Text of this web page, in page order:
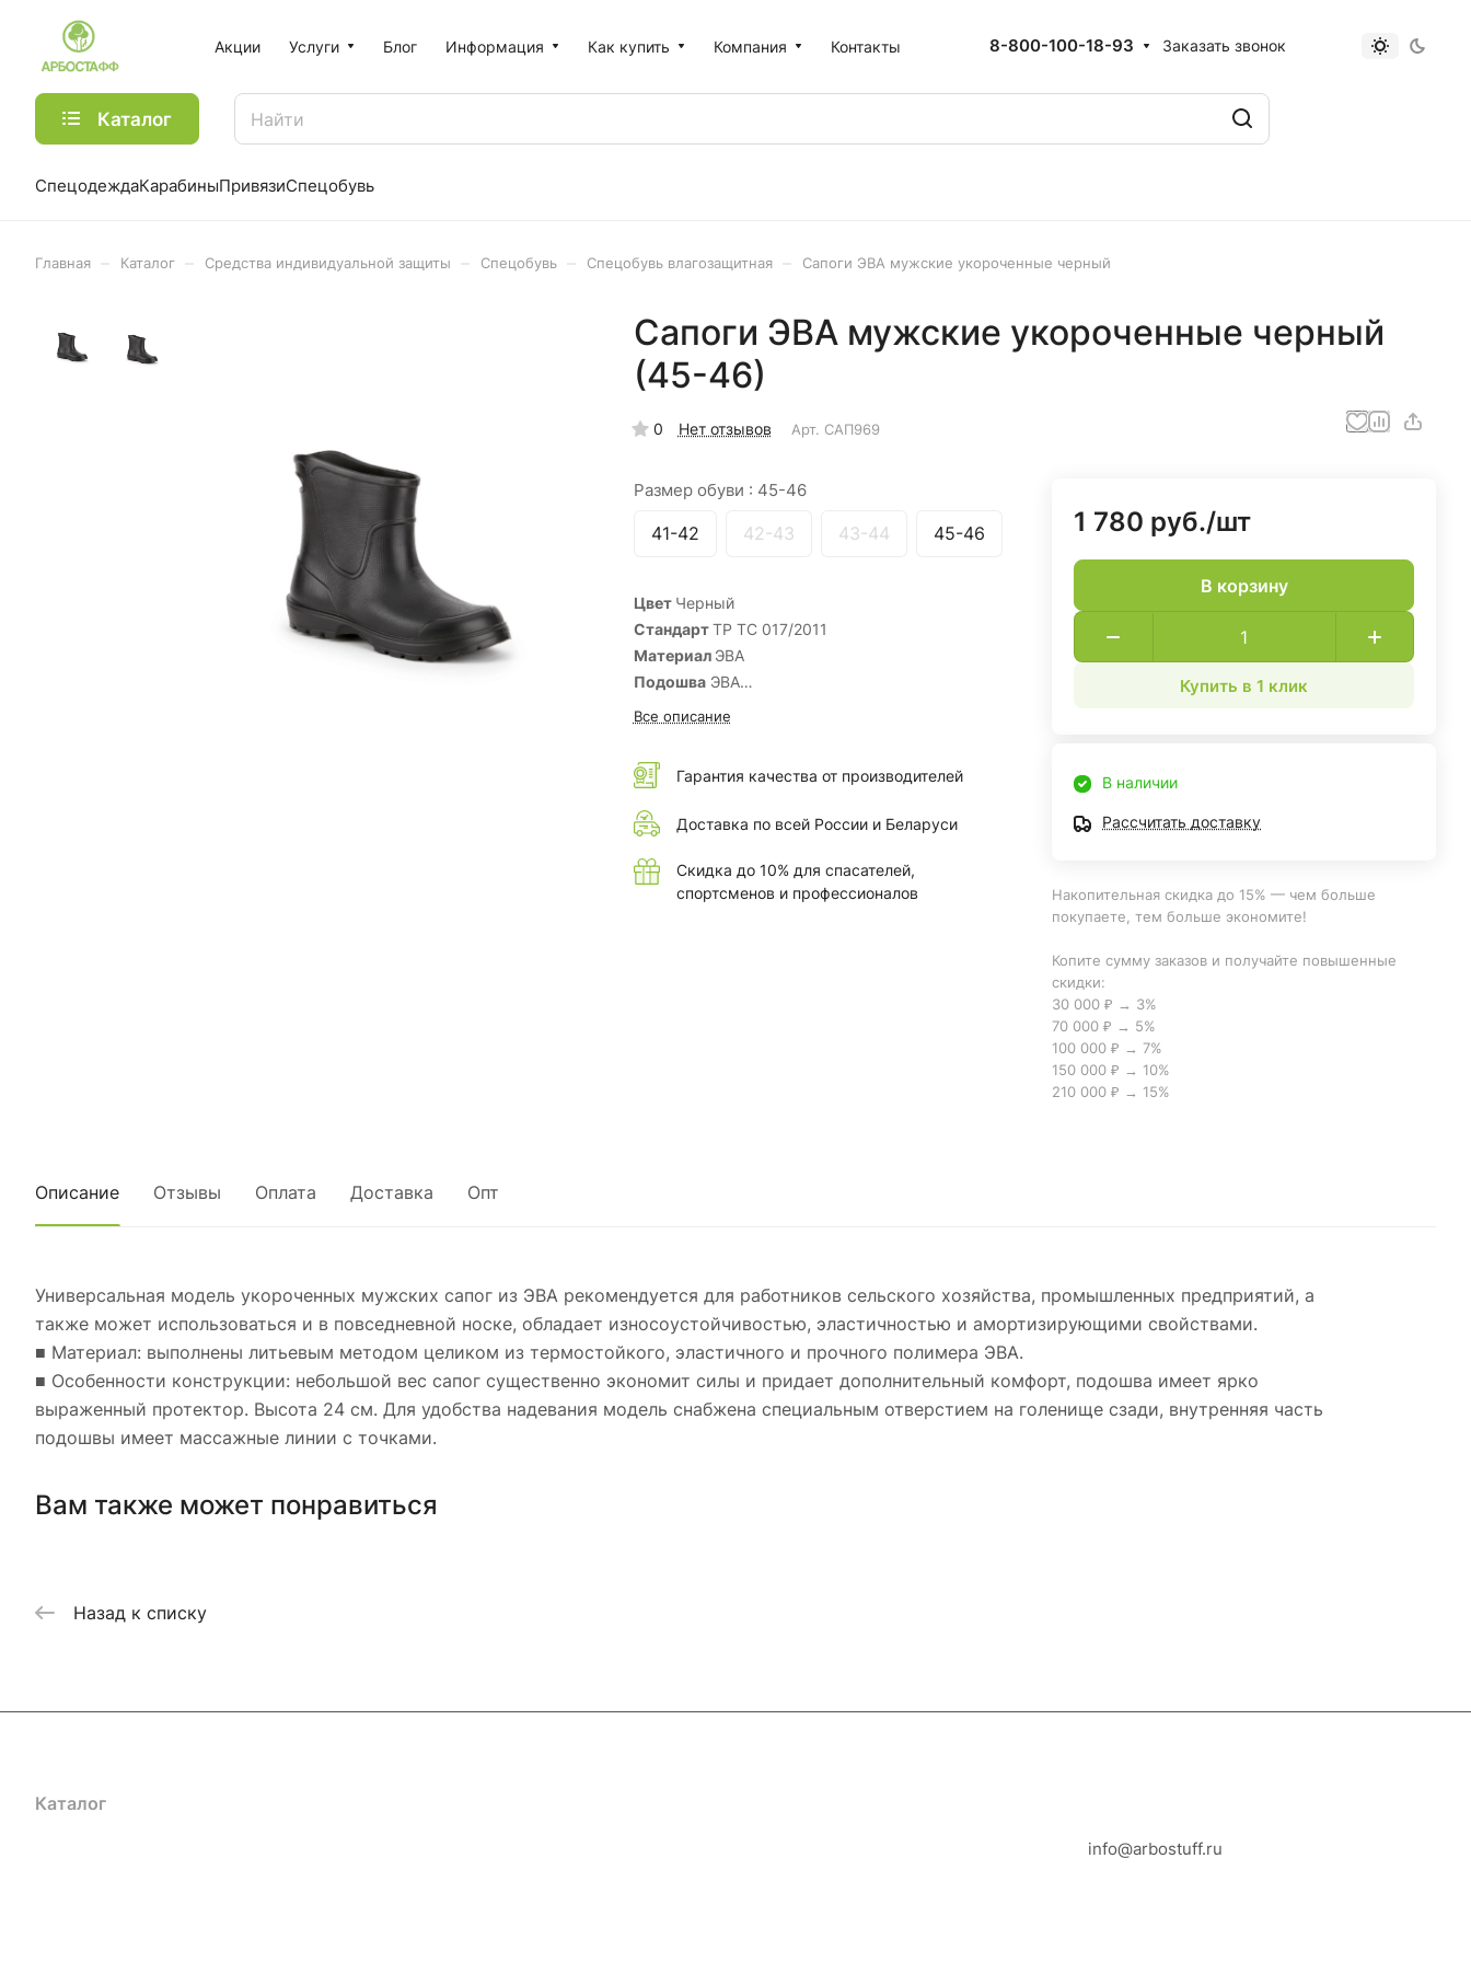
Акции Услуги Блог Информация Как купить Компания Контакты 8-800-100-18-93 Заказать звонок
Каталог
СпецодеждаКарабиныПривязиСпецобувь
Главная Каталог Средства индивидуальной защиты Спецобувь Спецобувь влагозащитная Сапоги ЭВА мужские укороченные черный
Сапоги ЭВА мужские укороченные черный
(45-46)
0 Нет отзывов Арт. САП969
Размер обуви : 45-46
41-42 42-43 43-44 45-46
Цвет Черный
СтандартТР ТС 017/2011
Материал ЭВА
ПодошваЭВА
Размеры сдвоены
Все описание
Гарантия качества от производителей
Доставка по всей России и Беларуси
Скидка до 10% для спасателей,
спортсменов и профессионалов
1 780 руб./шт
В корзину
Купить в 1 клик
В наличии
Рассчитать доставку
Накопительная скидка до 15% — чем больше
покупаете, тем больше экономите!
Копите сумму заказов и получайте повышенные
скидки:
30 000 ₽ → 3%
70 000 ₽ → 5%
100 000 ₽ → 7%
150 000 ₽ → 10%
210 000 ₽ → 15%
Описание Отзывы Оплата Доставка Опт
Универсальная модель укороченных мужских сапог из ЭВА рекомендуется для работников сельского хозяйства, промышленных предприятий, а
также может использоваться и в повседневной носке, обладает износоустойчивостью, эластичностью и амортизирующими свойствами.
■ Материал: выполнены литьевым методом целиком из термостойкого, эластичного и прочного полимера ЭВА.
■ Особенности конструкции: небольшой вес сапог существенно экономит силы и придает дополнительный комфорт, подошва имеет ярко
выраженный протектор. Высота 24 см. Для удобства надевания модель снабжена специальным отверстием на голенище сзади, внутренняя часть
подошвы имеет массажные линии с точками.
Вам также может понравиться
Назад к списку
Каталог
info@arbostuff.ru